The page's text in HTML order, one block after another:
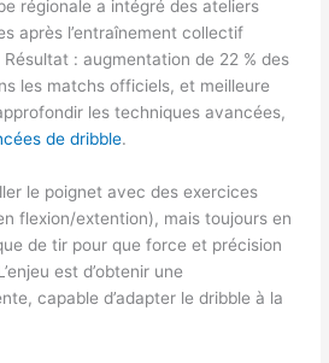
régionale a intégré des ateliers
après l’entraînement collectif
: augmentation de 22 % des
les matchs officiels, et meilleure
les techniques avancées,
de dribble.
le poignet avec des exercices
flexion/extention), mais toujours en
de tir pour que force et précision
est d’obtenir une
capable d’adapter le dribble à la